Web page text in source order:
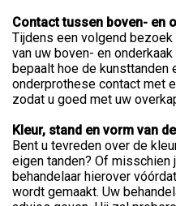
Contact tussen boven- en
Tijdens een volgend
van uw boven- en
bepaalt hoe de kunsttanden
onderprothese contact met
zodat u goed met uw
Kleur, stand en vorm van
Bent u tevreden over de
eigen tanden? Of
behandelaar hierover
wordt gemaakt. Uw